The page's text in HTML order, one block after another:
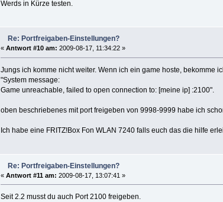
Werds in Kürze testen.
Re: Portfreigaben-Einstellungen?
« Antwort #10 am: 2009-08-17, 11:34:22 »
Jungs ich komme nicht weiter. Wenn ich ein game hoste, bekomme
"System message:
Game unreachable, failed to open connection to: [meine ip] :2100".
oben beschriebenes mit port freigeben von 9998-9999 habe ich
Ich habe eine FRITZ!Box Fon WLAN 7240 falls euch das die hilfe
Re: Portfreigaben-Einstellungen?
« Antwort #11 am: 2009-08-17, 13:07:41 »
Seit 2.2 musst du auch Port 2100 freigeben.